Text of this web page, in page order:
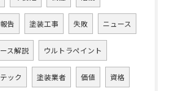
告 塗装工事 失敗 ニュース
ス解説 ウルトラペイント
ック 塗装業者 価値 資格